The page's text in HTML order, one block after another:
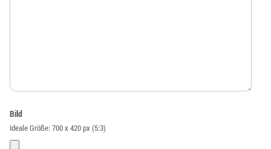
Bild
Ideale Größe: 700 x 420 px (5:3)